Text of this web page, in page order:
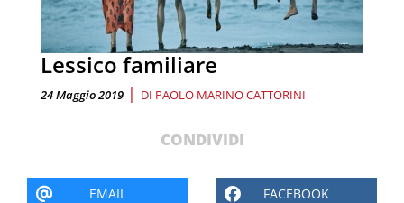
Lessico familiare
24 Maggio 2019 | DI PAOLO MARINO CATTORINI
CONDIVIDI
EMAIL FACEBOOK